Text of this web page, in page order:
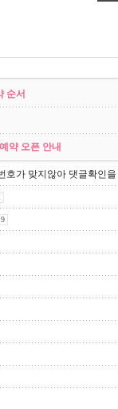
순서
약 오픈 안내
호가 맞지않아 댓글확인을
9